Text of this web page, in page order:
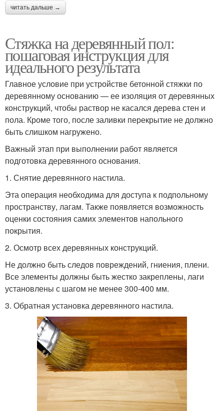
читать дальше →
Стяжка на деревянный пол:
пошаговая инструкция для
идеального результата
Главное условие при устройстве бетонной стяжки по
деревянному основанию — ее изоляция от деревянных
конструкций, чтобы раствор не касался дерева стен и
пола. Кроме того, после заливки перекрытие не должно
быть слишком нагружено.
Важный этап при выполнении работ является
подготовка деревянного основания.
1. Снятие деревянного настила.
Эта операция необходима для доступа к подпольному
пространству, лагам. Также появляется возможность
оценки состояния самих элементов напольного
покрытия.
2. Осмотр всех деревянных конструкций.
Не должно быть следов повреждений, гниения, плени.
Все элементы должны быть жестко закреплены, лаги
установлены с шагом не менее 300-400 мм.
3. Обратная установка деревянного настила.